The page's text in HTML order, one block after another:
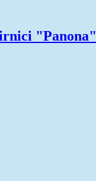
"Panona"